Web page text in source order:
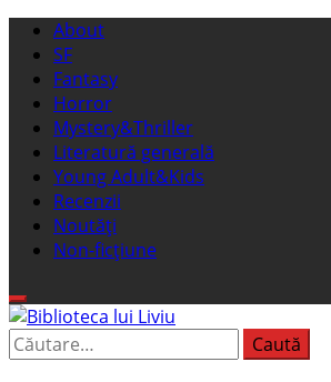
Sari
conținut
Meniu
principal
About
SF
Fantasy
Horror
Mystery&Thriller
Literatură generală
Young Adult&Kids
Recenzii
Noutăți
Non-ficțiune
Biblioteca lui Liviu
Fostul blog FanSF
Caută
după: